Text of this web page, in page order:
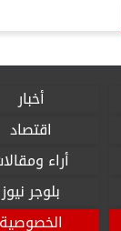
أخبار
اقتصاد
أراء
بلوجر نيوز
الخصوصية